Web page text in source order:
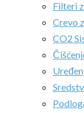
Filteri
Crevo
CO2